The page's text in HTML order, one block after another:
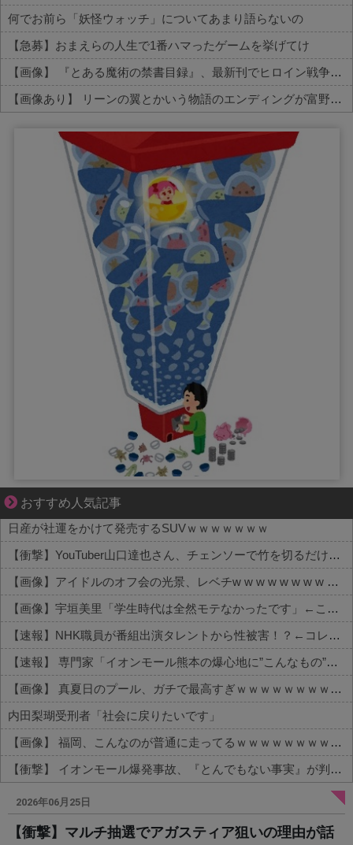
何でお前ら「妖怪ウォッチ」についてあまり語らないの
【急募】おまえらの人生で1番ハマったゲームを挙げてけ
【画像】 『とある魔術の禁書目録』、最新刊でヒロイン戦争決着ｗｗｗｗｗ
【画像あり】 リーンの翼とかいう物語のエンディングが富野作品の中でも屈指の美しさを誇る作品
Powered by livedoor 相互RSS
おすすめ人気記事
平穏が少しずつ壊れていく家族の物語。
日産が社運をかけて発売するSUVｗｗｗｗｗｗｗ
【衝撃】YouTuber山口達也さん、チェンソーで竹を切るだけで600万再生を突破してしまう←正直、こう言うのでいいんだよなw w w w w w w w
【画像】アイドルのオフ会の光景、レベチw w w w w w w w w w w
【画像】宇垣美里「学生時代は全然モテなかったです」←これほんまかぁ？w w w w w w w w
【速報】NHK職員が番組出演タレントから性被害！？←コレマジならヤバくねーか？
【速報】 専門家「イオンモール熊本の爆心地に”こんなもの”があったんだけど…」
【画像】 真夏日のプール、ガチで最高すぎｗｗｗｗｗｗｗｗｗｗ
内田梨瑚受刑者「社会に戻りたいです」
【画像】 福岡、こんなのが普通に走ってるｗｗｗｗｗｗｗｗｗｗｗｗｗｗｗｗ
【衝撃】 イオンモール爆発事故、『とんでもない事実』が判明してしまう・・・・・・
Powered by livedoor 相互RSS
2026年06月25日
【衝撃】マルチ抽選でアガスティア狙いの理由が話